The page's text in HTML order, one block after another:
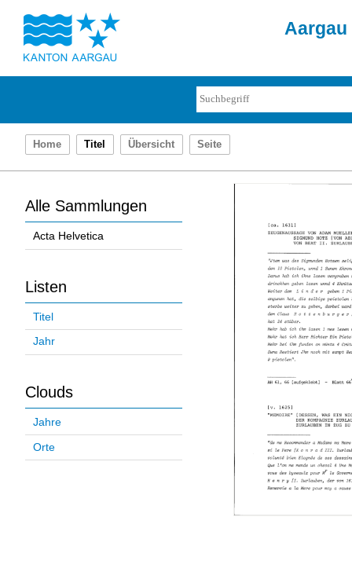
Home Titel Übersicht Seite
Alle Sammlungen
Acta Helvetica
Listen
Titel
Jahr
Clouds
Jahre
Orte